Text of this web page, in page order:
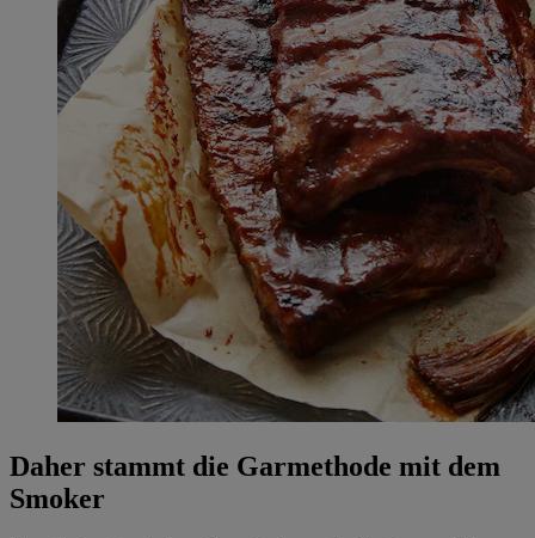
Daher stammt die Garmethode mit dem
Smoker